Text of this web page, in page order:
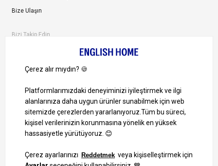
Bize Ulaşın
Bizi Takip Edin
1000 TL ve Üzeri Alışverişlerinizde Kargo Bedava!